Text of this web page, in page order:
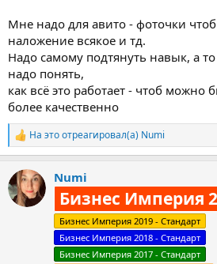
пришлось искать альтернативы.
Кстати гугл со своей джимини и
джипити, но так как джипити меня
него переезжать)
Мне надо для авито - фоточки
наложение всякое и тд.
Надо самому подтянуть навык, а
надо понять,
как всё это работает - чтоб можно
более качественно
Р
е
к
ц
и
На это отреагировал(а) Numi
Numi
Бизнес Империя
Бизнес Империя 2019 - Стандарт
Бизнес Империя 2018 - Стандарт
Бизнес Империя 2017 - Стандарт